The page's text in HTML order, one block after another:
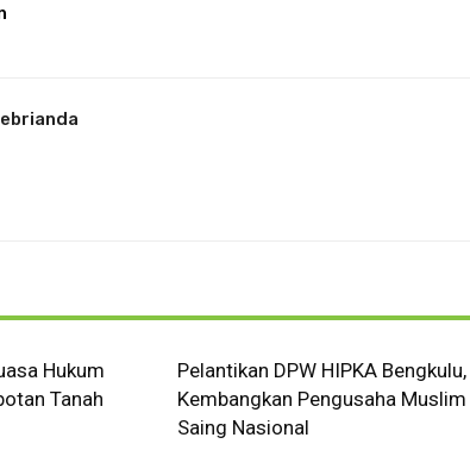
Hukum
Tanah
Pelantikan DPW HIPKA
Kembangkan Pengusaha
Saing Nasional